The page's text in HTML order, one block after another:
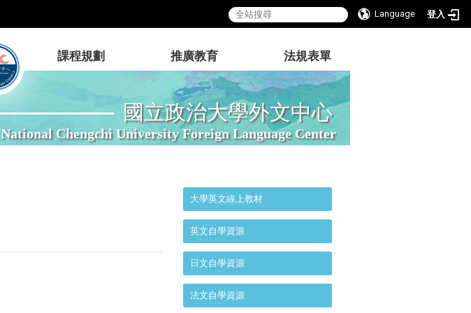
Language 登入
國立政治大學外文中心
National Chengchi University Foreign Language Center
課程規劃 推廣教育 法規表單
大學英文線上教材
英文自學資源
日文自學資源
法文自學資源